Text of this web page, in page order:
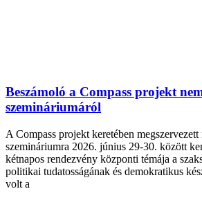
Beszámoló a Compass projekt
szemináriumáról
A Compass projekt keretében megszervezett
szemináriumra 2026. június 29-30. között
kétnapos rendezvény központi témája a
politikai tudatosságának és demokratikus
volt a